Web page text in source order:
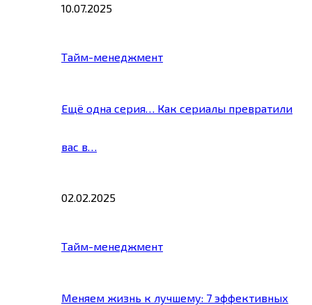
10.07.2025
Тайм-менеджмент
Ещё одна серия… Как сериалы превратили
вас в…
02.02.2025
Тайм-менеджмент
Меняем жизнь к лучшему: 7 эффективных